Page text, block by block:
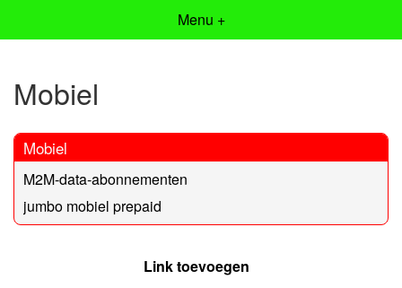
Menu +
Mobiel
Mobiel
M2M-data-abonnementen
jumbo mobiel prepaid
Link toevoegen